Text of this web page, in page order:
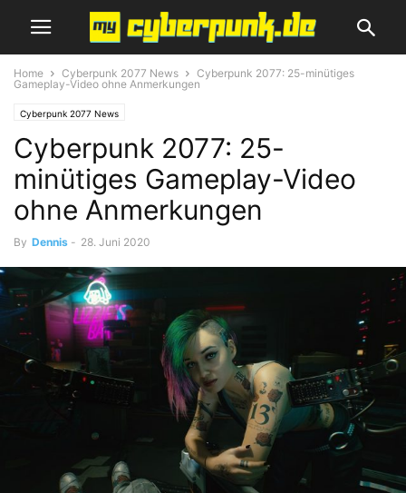
Home Cyberpunk 2077 News
Cyberpunk 2077: 25-minütiges
Gameplay-Video ohne Anmerkungen
Cyberpunk 2077 News
Cyberpunk 2077: 25-
minütiges Gameplay-Video
ohne Anmerkungen
By Dennis - 28. Juni 2020